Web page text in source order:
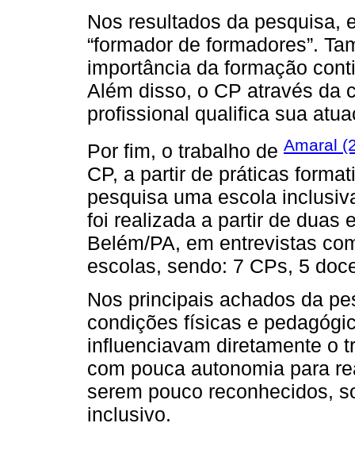
Nos resultados da pesquisa,
“formador de formadores”.
importância da formação
Além disso, o CP através da
profissional qualifica sua
Por fim, o trabalho de Amaral
CP, a partir de práticas
pesquisa uma escola
foi realizada a partir de duas
Belém/PA, em entrevistas
escolas, sendo: 7 CPs, 5
Nos principais achados da
condições físicas e
influenciavam diretamente o
com pouca autonomia para
serem pouco reconhecidos,
inclusivo.